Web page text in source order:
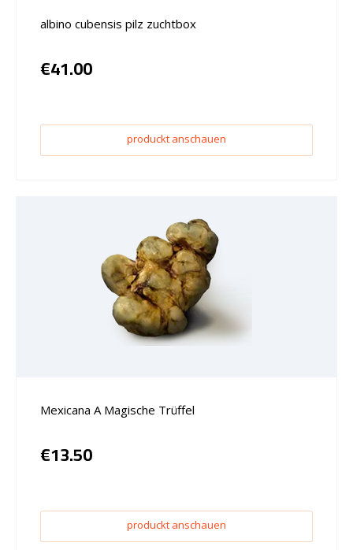
albino cubensis pilz zuchtbox
€41.00
produckt anschauen
Mexicana A Magische Trüffel
€13.50
produckt anschauen